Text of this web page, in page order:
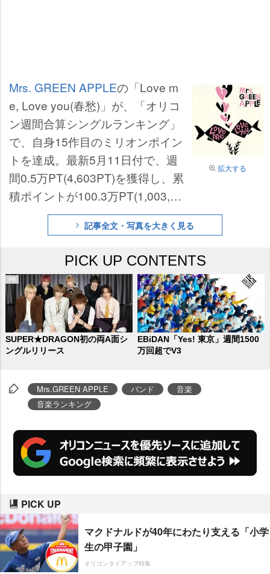
拡大する
Mrs. GREEN APPLEの「Love m
e, Love you(春愁)」が、「オリコ
ン週間合算シングルランキング」
で、自身15作目のミリオンポイン
トを達成。最新5月11日付で、週
間0.5万PT(4,603PT)を獲得し、累
積ポイントが100.3万PT(1,003,46
1PT)に到達した。
記事全文・写真を大きく見る
PICK UP CONTENTS
SUPER★DRAGON初の両A面シ
ングルリリース
EBiDAN「Yes! 東京」週間1500
万回超でV3
Mrs.GREEN APPLE バンド
音楽
音楽ランキング
PICK UP
マクドナルドが40年にわたり支える「小学
生の甲子園」
オリコンタイアップ特集